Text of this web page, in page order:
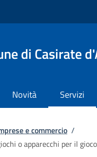
di Casirate
Novità Servizi
pane
e commercio /
o apparecchi per il